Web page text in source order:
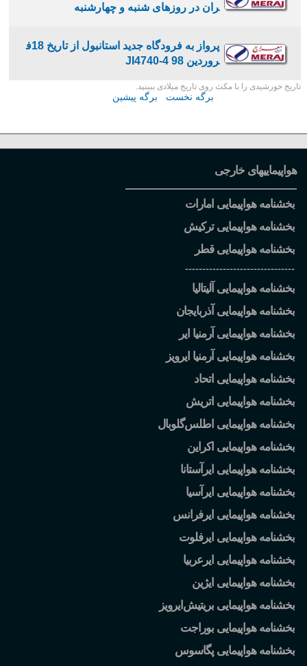
ران در روزهای شنبه و چهارشنبه
پرواز به فرودگاه جدید استانبول از تاریخ 18ف
روردین 98 JI4740-4
تاریخ خورشیدی را با مکث روی تاریخ میلادی ببینید.
برگه نخست برگه پیشین
هواپیماییهای خارجی
بخشنامه هواپیمایی امارات
بخشنامه هواپیمایی ترکیش
بخشنامه هواپیمایی قطر
--------------------------------
بخشنامه هواپیمایی آلیتالیا
بخشنامه هواپیمایی آذربایجان
بخشنامه هواپیمایی آرمنیا ایر
بخشنامه هواپیمایی آرمنیا ایرویز
بخشنامه هواپیمایی اتحاد
بخشنامه هواپیمایی اتریش
بخشنامه هواپیمایی اطلسگلوبال
بخشنامه هواپیمایی اکراین
بخشنامه هواپیمایی ایرآستانا
بخشنامه هواپیمایی ایرآسیا
بخشنامه هواپیمایی ایرفرانس
بخشنامه هواپیمایی ایرفلوت
بخشنامه هواپیمایی ایرعربیا
بخشنامه هواپیمایی ایژین
بخشنامه هواپیمایی بریتیش ایرویز
بخشنامه هواپیمایی بوراجت
بخشنامه هواپیمایی پگاسوس